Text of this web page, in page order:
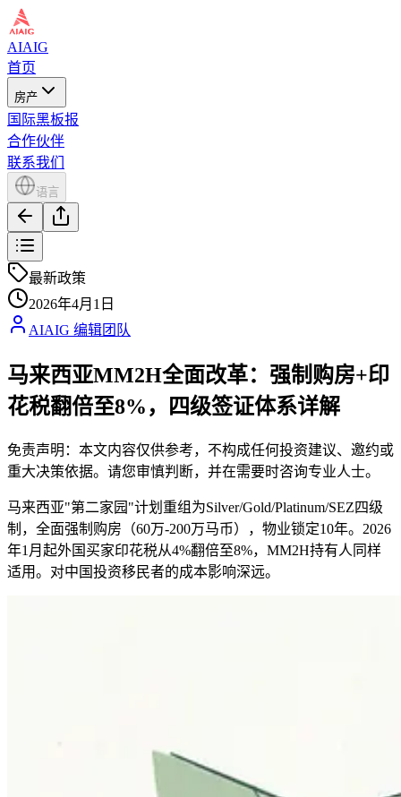
AIAIG
首页
房产
国际黑板报
合作伙伴
联系我们
语言
最新政策
2026年4月1日
AIAIG 编辑团队
马来西亚MM2H全面改革：强制购房+印
花税翻倍至8%，四级签证体系详解
免责声明：本文内容仅供参考，不构成任何投资建议、邀约或
重大决策依据。请您审慎判断，并在需要时咨询专业人士。
马来西亚"第二家园"计划重组为Silver/Gold/Platinum/SEZ四级
制，全面强制购房（60万-200万马币），物业锁定10年。2026
年1月起外国买家印花税从4%翻倍至8%，MM2H持有人同样
适用。对中国投资移民者的成本影响深远。